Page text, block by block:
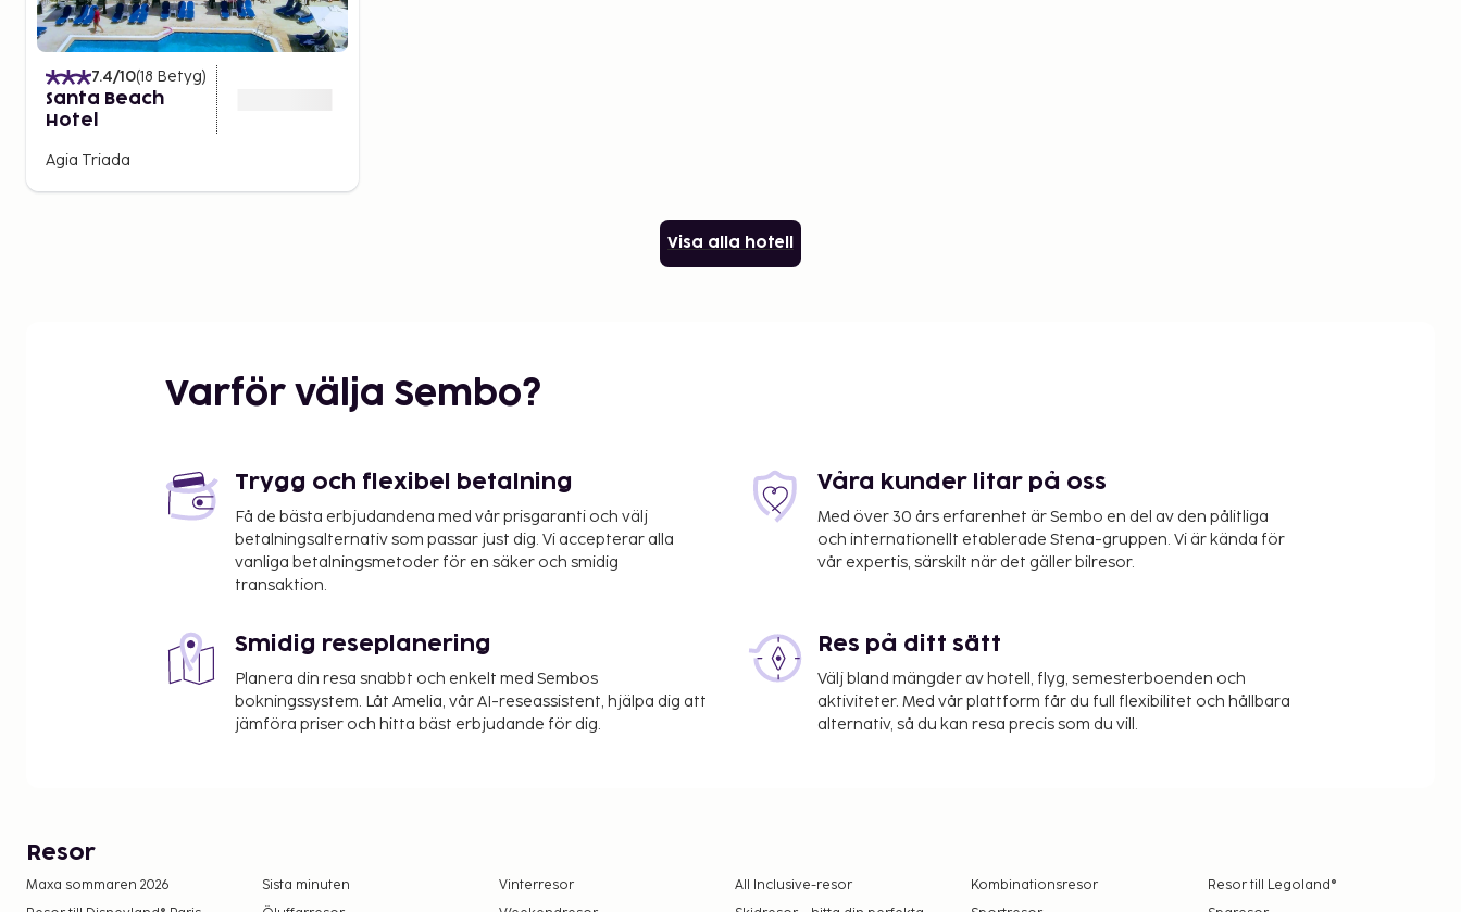
7.4/10(18 Betyg)
Santa Beach
Hotel
Agia Triada
Visa alla hotell
Varför välja Sembo?
Trygg och flexibel betalning
Få de bästa erbjudandena med vår prisgaranti och välj
betalningsalternativ som passar just dig. Vi accepterar alla
vanliga betalningsmetoder för en säker och smidig
transaktion.
Våra kunder litar på oss
Med över 30 års erfarenhet är Sembo en del av den pålitliga
och internationellt etablerade Stena-gruppen. Vi är kända för
vår expertis, särskilt när det gäller bilresor.
Smidig reseplanering
Planera din resa snabbt och enkelt med Sembos
bokningssystem. Låt Amelia, vår AI-reseassistent, hjälpa dig att
jämföra priser och hitta bäst erbjudande för dig.
Res på ditt sätt
Välj bland mängder av hotell, flyg, semesterboenden och
aktiviteter. Med vår plattform får du full flexibilitet och hållbara
alternativ, så du kan resa precis som du vill.
Resor
Maxa sommaren 2026 Sista minuten Vinterresor All Inclusive-resor Kombinationsresor
Resor till Legoland®